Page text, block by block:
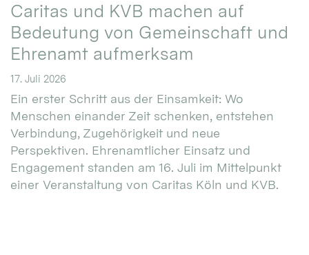
Caritas und KVB machen auf
Bedeutung von Gemeinschaft und
Ehrenamt aufmerksam
17. Juli 2026
Ein erster Schritt aus der Einsamkeit: Wo
Menschen einander Zeit schenken, entstehen
Verbindung, Zugehörigkeit und neue
Perspektiven. Ehrenamtlicher Einsatz und
Engagement standen am 16. Juli im Mittelpunkt
einer Veranstaltung von Caritas Köln und KVB.